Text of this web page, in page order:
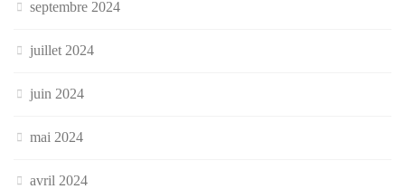
septembre 2024
juillet 2024
juin 2024
mai 2024
avril 2024